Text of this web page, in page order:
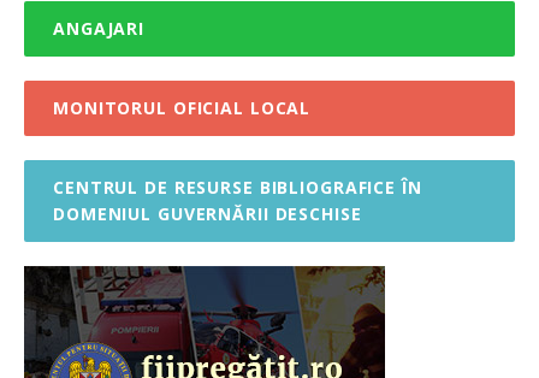
ANGAJARI
MONITORUL OFICIAL LOCAL
CENTRUL DE RESURSE BIBLIOGRAFICE ÎN
DOMENIUL GUVERNĂRII DESCHISE